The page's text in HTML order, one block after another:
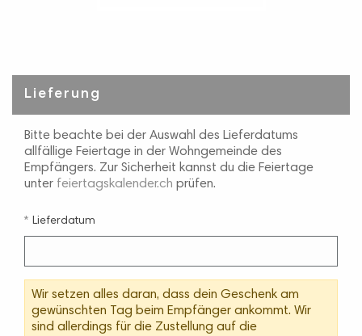
Lieferung
Bitte beachte bei der Auswahl des Lieferdatums
allfällige Feiertage in der Wohngemeinde des
Empfängers. Zur Sicherheit kannst du die Feiertage
unter feiertagskalender.ch prüfen.
Lieferdatum
Wir setzen alles daran, dass dein Geschenk am
gewünschten Tag beim Empfänger ankommt. Wir
sind allerdings für die Zustellung auf die